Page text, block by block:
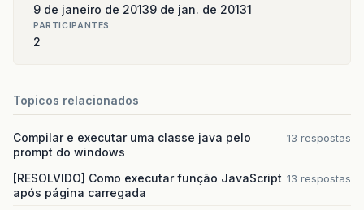
9 de janeiro de 20139 de jan. de 20131
PARTICIPANTES
2
Topicos relacionados
Compilar e executar uma classe java pelo
prompt do windows
13 respostas
[RESOLVIDO] Como executar função JavaScript
após página carregada
13 respostas